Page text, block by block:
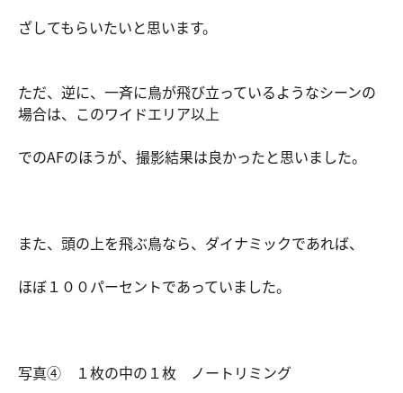
ざしてもらいたいと思います。
ただ、逆に、一斉に鳥が飛び立っているようなシーンの
場合は、このワイドエリア以上
でのAFのほうが、撮影結果は良かったと思いました。
また、頭の上を飛ぶ鳥なら、ダイナミックであれば、
ほぼ１００パーセントであっていました。
写真④ １枚の中の１枚 ノートリミング